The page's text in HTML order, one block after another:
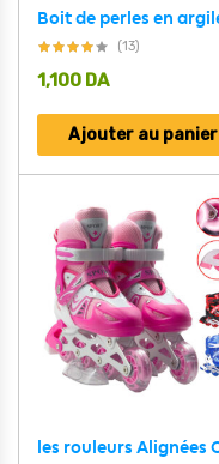
(13)
1,100 DA
Ajouter au panier